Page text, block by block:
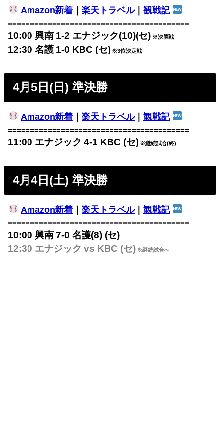
Amazon新着｜ 楽天トラベル｜ 観戦記
=========================================
10:00 興南 1-2 エナジック(10)(セ) ※決勝戦
12:30 名護 1-0 KBC (セ) ※3位決定戦
4月5日(日) 準決勝
Amazon新着｜ 楽天トラベル｜ 観戦記
=========================================
11:00 エナジック 4-1 KBC (セ) ※継続試合(終)
4月4日(土) 準決勝
Amazon新着｜ 楽天トラベル｜ 観戦記
=========================================
10:00 興南 7-0 名護(8) (セ)
12:30 エナジック vs KBC (セ) ※継続試合へ